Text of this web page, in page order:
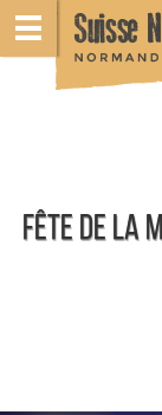
FÊTE DE LA